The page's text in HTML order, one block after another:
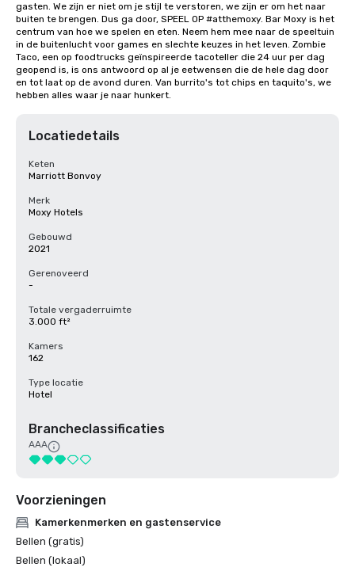
gasten. We zijn er niet om je stijl te verstoren, we zijn er om het naar
buiten te brengen. Dus ga door, SPEEL OP #atthemoxy. Bar Moxy is het
centrum van hoe we spelen en eten. Neem hem mee naar de speeltuin
in de buitenlucht voor games en slechte keuzes in het leven. Zombie
Taco, een op foodtrucks geïnspireerde tacoteller die 24 uur per dag
geopend is, is ons antwoord op al je eetwensen die de hele dag door
en tot laat op de avond duren. Van burrito's tot chips en taquito's, we
hebben alles waar je naar hunkert.
Locatiedetails
Keten
Marriott Bonvoy
Merk
Moxy Hotels
Gebouwd
2021
Gerenoveerd
-
Totale vergaderruimte
3.000 ft²
Kamers
162
Type locatie
Hotel
Brancheclassificaties
AAA
Voorzieningen
Kamerkenmerken en gastenservice
Bellen (gratis)
Bellen (lokaal)